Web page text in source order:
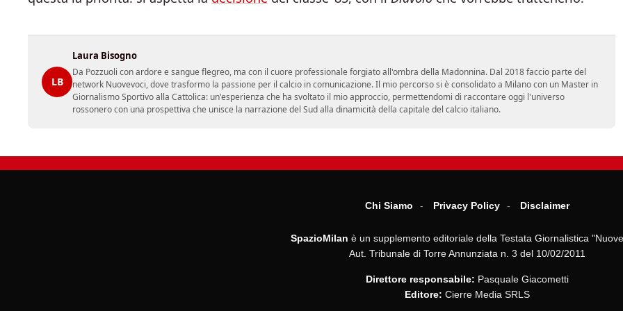
LB
Laura Bisogno
Da Pozzuoli con ardore e sangue flegreo, ma con il cuore professionale forgiato all'ombra della Madonnina. Dal 2018 faccio parte del
network Nuovevoci, dove trasformo la passione per il calcio in comunicazione. Il mio percorso si è consolidato a Milano con un Master in
Giornalismo Sportivo alla Cattolica: un'esperienza che ha svoltato il mio approccio, permettendomi di raccontare oggi l'universo
rossonero con una prospettiva che unisce la narrazione del Sud alla dinamicità della capitale del calcio italiano.
Chi Siamo Privacy Policy Disclaimer
SpazioMilan è un supplemento editoriale della Testata Giornalistica
Aut. Tribunale di Torre Annunziata n. 3 del 10/02/2011
Direttore responsabile: Pasquale Giacometti
Editore: Cierre Media SRLS